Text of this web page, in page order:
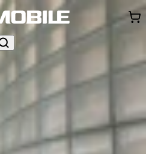
Khuyến
Thông báoKhách